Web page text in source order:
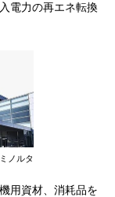
電力の再エネ転換
ノルタ
用資材、消耗品を